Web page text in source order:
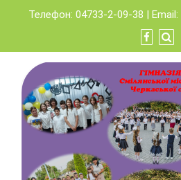
content
Телефон: 04733-2-09-38 | Email: